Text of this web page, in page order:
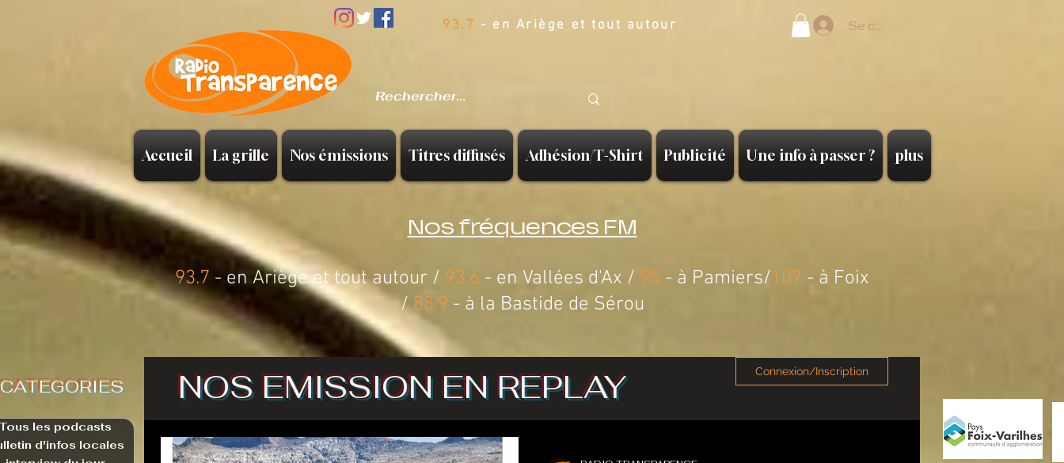
Accueil La grille Nos émissions Titres diffusés Adhésion/T-Shirt Publicité Une info à passer ? plus
93.7 - en Ariège et tout autour Se connecter
Nos fréquences FM
93.7 - en Ariège et tout autour / 93.6 - en Vallées d'Ax / 95 - à Pamiers/107 - à Foix
/88.9 - à la Bastide de Sérou
CATEGORIES
Tous les podcasts
d'infos locales
Connexion/Inscription
NOS EMISSION EN REPLAY